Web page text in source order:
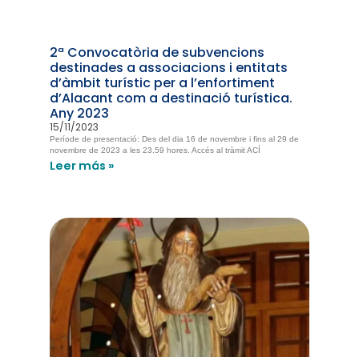
2ª Convocatòria de subvencions
destinades a associacions i entitats
d’àmbit turístic per a l’enfortiment
d’Alacant com a destinació turística.
Any 2023
15/11/2023
Període de presentació: Des del dia 16 de novembre i fins al 29 de
novembre de 2023 a les 23.59 hores. Accés al tràmit ACÍ
Leer más »